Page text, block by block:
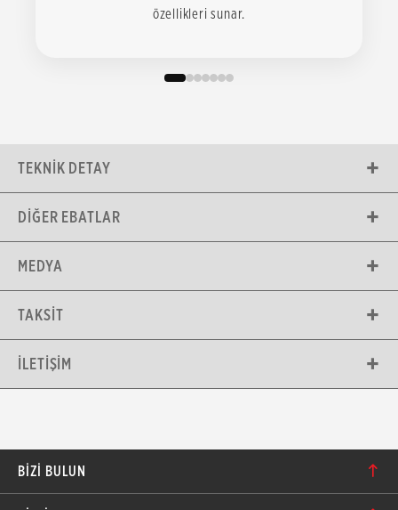
özellikleri sunar.
TEKNIK DETAY
DIĞER EBATLAR
MEDYA
TAKSIT
İLETIŞIM
BIZI BULUN